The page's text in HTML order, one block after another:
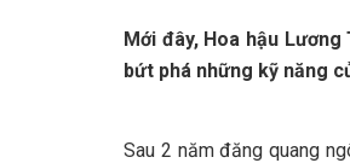
Mới đây, Hoa hậu
bứt phá những kỹ năng
Sau 2 năm đăng quang